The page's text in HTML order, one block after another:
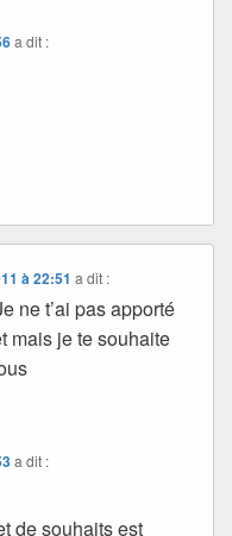
a dit :
à 22:51 a dit :
ne t’ai pas apporté
mais je te souhaite
a dit :
de souhaits est